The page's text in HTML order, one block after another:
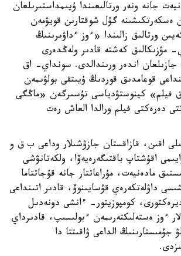
جانە ونەر ورتالىعىندا ۇيىمداستىرىلعان
ەسكەرتكىشىنە گۇل شوقتارىن قويۋمەن
ورتالىق زالىندا «ءوز ءداۋىرىنىڭ
مۋزىكالىق كەشتە قادىر ولەڭدەرى
جازىلعان اندەر ورىندالدى. سونداي- اق
قوعامدىق قوردىڭ ۇيىتقى بولۋىمەن
فيلم» كينوستۋدياسى تۇسىرگەن «ماڭگى
دەرەكتى فيلم ورالدا العاش رەت
اقىن، قازاقستان جازۋشىلار وداعى ب ق و
اقۇشتاپ باقتىگەرەيەۆا، ولكەتانۋشى
مادەنيەت، مۇراعاتتار جانە قۇجاتتاما
داۋلەتكەرەي قۇسايىنوۆ، قادىر اتىنداعى
كومپوزيتور- ءانشى دونەدىل
ءوز ەستەلىكتەرىمەن ءبولىسىپ، قادىرداي
جۇمىستارىنىڭ الداعى ۋاقىتتا دا